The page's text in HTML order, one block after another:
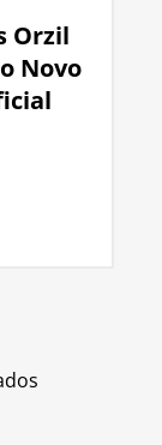
Orzil
Novo